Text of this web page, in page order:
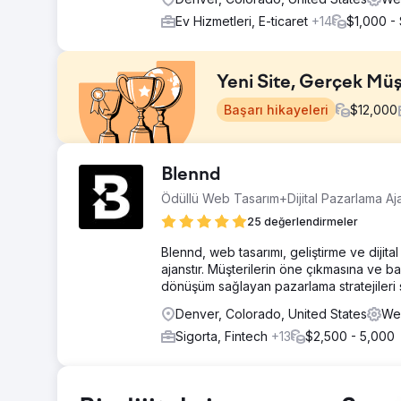
Ev Hizmetleri, E-ticaret +14 $1,000 -
Yeni Site, Gerçek
Başarı hikayeleri $12,000
Meydan Okuma
Müşterinin kendi yaptığı bir web sitesi vardı ve bu
yaramıyordu ve site, yerel olarak rekabet edebilmek
yerde, yani potansiyel müşterilerin onlara ihtiyaç
Eski, kendimiz kurduğumuz siteyi, yerel arama ve
sitesiyle değiştirdik. Hizmet sayfaları, yüksek satın
fiyat teklifi istemesini kolaylaştıran doğrudan iletişim
ve yerel SEO altyapısının, rekabetçi bir hizmet
Blennd
Ödüllü Web Tasarım+Dijital Pazarlama
25 değerlendirmeler
Blennd, web tasarımı, geliştirme ve
ajanstır. Müşterilerin öne çıkmasına ve
dönüşüm sağlayan pazarlama stratejileri
Denver, Colorado, United States
Sigorta, Fintech +13 $2,500 - 5,000